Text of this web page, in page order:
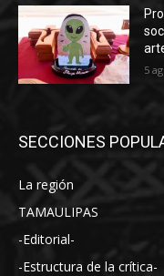
5
SECCIONES
La región
TAMAULIPAS
-Editorial-
-Estructura de la crítica-